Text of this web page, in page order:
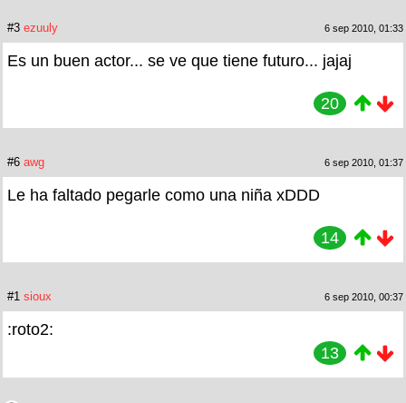
#3 ezuuly 6 sep 2010, 01:33
Es un buen actor... se ve que tiene futuro... jajaj
20
#6 awg 6 sep 2010, 01:37
Le ha faltado pegarle como una niña xDDD
14
#1 sioux 6 sep 2010, 00:37
:roto2:
13